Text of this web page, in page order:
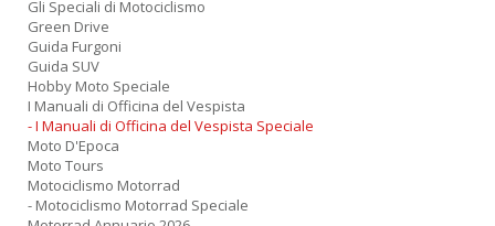
Gli Speciali di Motociclismo
Green Drive
Guida Furgoni
Guida SUV
Hobby Moto Speciale
I Manuali di Officina del Vespista
- I Manuali di Officina del Vespista Speciale
Moto D'Epoca
Moto Tours
Motociclismo Motorrad
- Motociclismo Motorrad Speciale